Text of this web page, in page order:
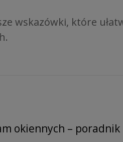
wskazówki, które
okiennych –